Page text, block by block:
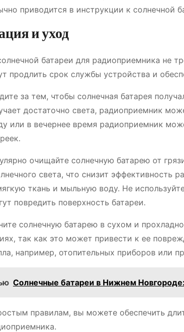
приводится в инструкции к солнечной
и уход
батареи для радиоприемника не
продлить срок службы устройства и
за тем, чтобы солнечная батарея
достаточно света, радиоприемник
или в вечернее время радиоприемник
очищайте солнечную батарею от
света, что снизит эффективность
ткань и мыльную воду. Не
повредить поверхность батареи.
солнечную батарею в сухом и
так как это может привести к ее
например, отопительных приборов или
Солнечные батареи в Нижнем
правилам, вы можете обеспечить